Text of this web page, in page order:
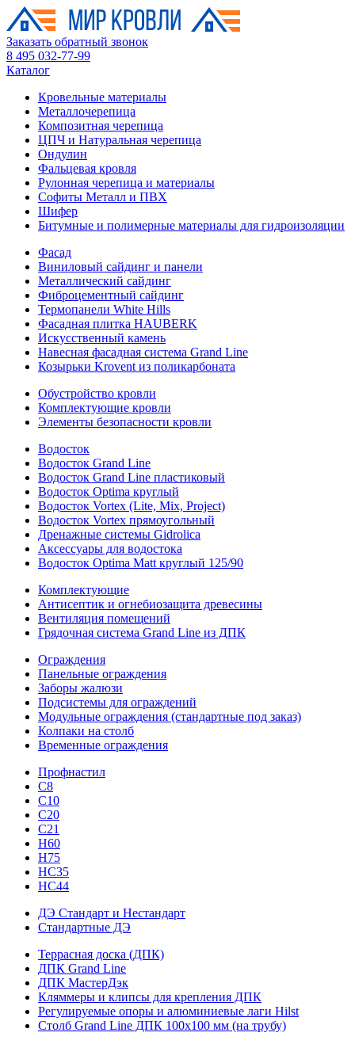
Заказать обратный звонок
8 495 032-77-99
Каталог
Кровельные материалы
Металлочерепица
Композитная черепица
ЦПЧ и Натуральная черепица
Ондулин
Фальцевая кровля
Рулонная черепица и материалы
Софиты Металл и ПВХ
Шифер
Битумные и полимерные материалы для гидроизоляции
Фасад
Виниловый сайдинг и панели
Металлический сайдинг
Фиброцементный сайдинг
Термопанели White Hills
Фасадная плитка HAUBERK
Искусственный камень
Навесная фасадная система Grand Line
Козырьки Krovent из поликарбоната
Обустройство кровли
Комплектующие кровли
Элементы безопасности кровли
Водосток
Водосток Grand Line
Водосток Grand Line пластиковый
Водосток Optima круглый
Водосток Vortex (Lite, Mix, Project)
Водосток Vortex прямоугольный
Дренажные системы Gidrolica
Аксессуары для водостока
Водосток Optima Matt круглый 125/90
Комплектующие
Антисептик и огнебиозащита древесины
Вентиляция помещений
Грядочная система Grand Line из ДПК
Ограждения
Панельные ограждения
Заборы жалюзи
Подсистемы для ограждений
Модульные ограждения (стандартные под заказ)
Колпаки на столб
Временные ограждения
Профнастил
С8
С10
С20
С21
H60
H75
HС35
НС44
ДЭ Стандарт и Нестандарт
Стандартные ДЭ
Террасная доска (ДПК)
ДПК Grand Line
ДПК МастерДэк
Кляммеры и клипсы для крепления ДПК
Регулируемые опоры и алюминиевые лаги Hilst
Столб Grand Line ДПК 100х100 мм (на трубу)